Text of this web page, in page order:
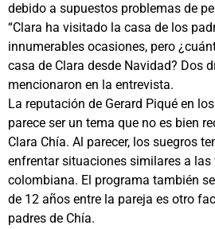
debido a supuestos problemas de
“Clara ha visitado la casa de los
innumerables ocasiones, pero
casa de Clara desde Navidad? Dos
mencionaron en la entrevista.
La reputación de Gerard Piqué en
parece ser un tema que no es bien
Clara Chía. Al parecer, los suegros
enfrentar situaciones similares a
colombiana. El programa también
de 12 años entre la pareja es otro
padres de Chía.